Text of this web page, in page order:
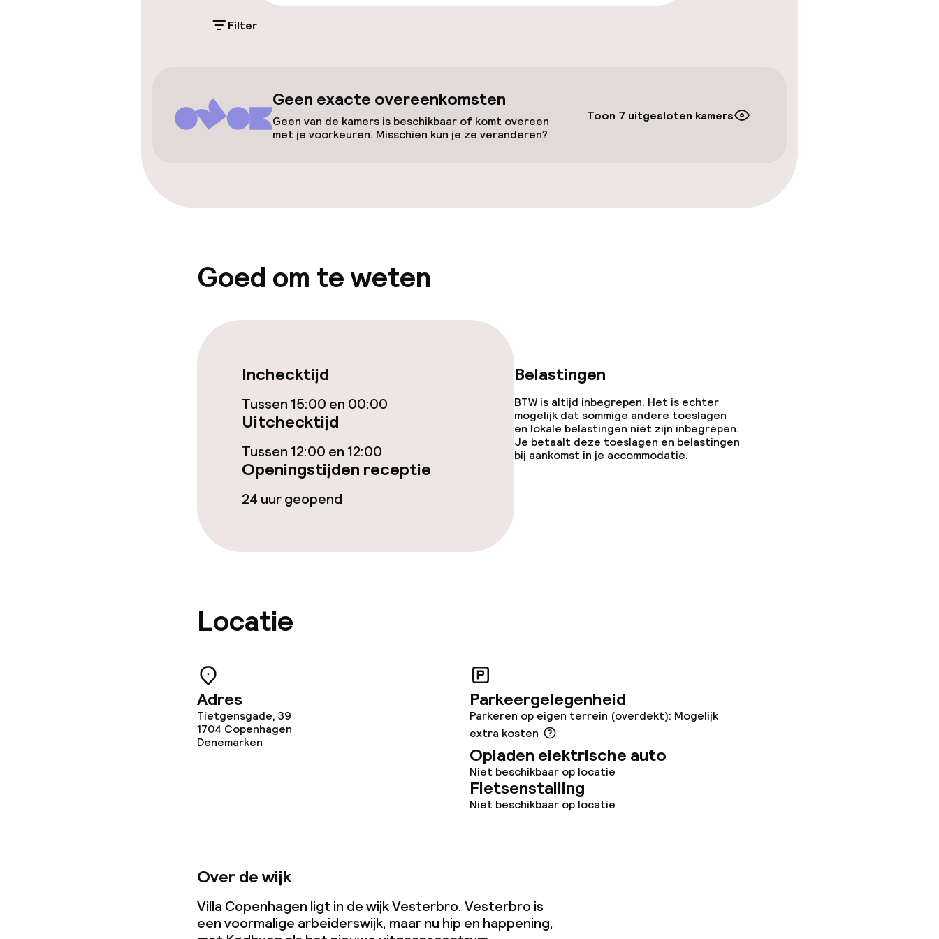
Parkeerservice
Toegankelijkheid
Overal rolstoeltoegankelijk
Fitnessruimte / gym
Entertainment
Gratis wifi
Tuin
Terras
Eet- en drinkgelegenheden
Restaurant
Bar
Ontbijtbuffet
Dieetopties
Filter
Geen exacte overeenkomsten
Geen van de kamers is beschikbaar of komt overeen
met je voorkeuren. Misschien kun je ze veranderen?
Toon 7 uitgesloten kamers
Goed om te weten
Inchecktijd
Tussen 15:00 en 00:00
Uitchecktijd
Tussen 12:00 en 12:00
Openingstijden receptie
24 uur geopend
Belastingen
BTW is altijd inbegrepen. Het is echter
mogelijk dat sommige andere toeslagen
en lokale belastingen niet zijn inbegrepen.
Je betaalt deze toeslagen en belastingen
bij aankomst in je accommodatie.
Locatie
Adres
Tietgensgade, 39
1704 Copenhagen
Denemarken
Parkeergelegenheid
Parkeren op eigen terrein (overdekt): Mogelijk
extra kosten
Opladen elektrische auto
Niet beschikbaar op locatie
Fietsenstalling
Niet beschikbaar op locatie
Over de wijk
Villa Copenhagen ligt in de wijk Vesterbro. Vesterbro is
een voormalige arbeiderswijk, maar nu hip en happening,